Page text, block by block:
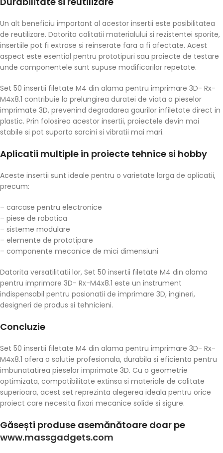
Un alt beneficiu important al acestor insertii este posibilitatea
de reutilizare. Datorita calitatii materialului si rezistentei sporite,
insertiile pot fi extrase si reinserate fara a fi afectate. Acest
aspect este esential pentru prototipuri sau proiecte de testare
unde componentele sunt supuse modificarilor repetate.
Set 50 insertii filetate M4 din alama pentru imprimare 3D- Rx-
M4x8.1 contribuie la prelungirea duratei de viata a pieselor
imprimate 3D, prevenind degradarea gaurilor infiletate direct in
plastic. Prin folosirea acestor insertii, proiectele devin mai
stabile si pot suporta sarcini si vibratii mai mari.
Aplicatii multiple in proiecte tehnice si hobby
Aceste insertii sunt ideale pentru o varietate larga de aplicatii,
precum:
– carcase pentru electronice
– piese de robotica
– sisteme modulare
– elemente de prototipare
– componente mecanice de mici dimensiuni
Datorita versatilitatii lor, Set 50 insertii filetate M4 din alama
pentru imprimare 3D- Rx-M4x8.1 este un instrument
indispensabil pentru pasionatii de imprimare 3D, ingineri,
designeri de produs si tehnicieni.
Concluzie
Set 50 insertii filetate M4 din alama pentru imprimare 3D- Rx-
M4x8.1 ofera o solutie profesionala, durabila si eficienta pentru
imbunatatirea pieselor imprimate 3D. Cu o geometrie
optimizata, compatibilitate extinsa si materiale de calitate
superioara, acest set reprezinta alegerea ideala pentru orice
proiect care necesita fixari mecanice solide si sigure.
Găsești produse asemănătoare doar pe
www.massgadgets.com